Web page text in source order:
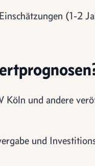
(1-2
Köln und andere
und